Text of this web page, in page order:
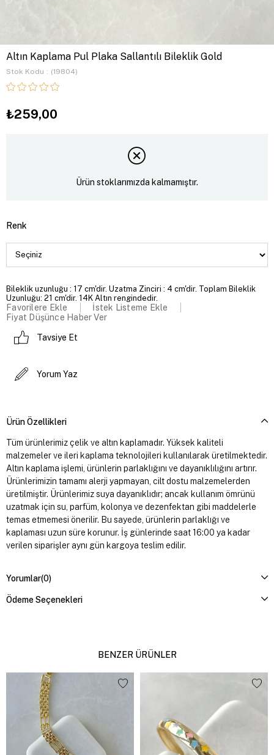
Altın Kaplama Pul Plaka Sallantılı Bileklik Gold
Stok Kodu (19804)
₺259,00
Ürün stoklarımızda kalmamıştır.
Renk
Bileklik uzunluğu : 17 cm'dir. Uzatma Zinciri : 4 cm'dir. Toplam Bileklik
Uzunluğu: 21 cm'dir. 14K Altın rengindedir.
Favorilere Ekle
İstek Listeme Ekle
Fiyat Düşünce Haber Ver
Tavsiye Et
Yorum Yaz
Ürün Özellikleri
Tüm ürünlerimiz çelik ve altın kaplamadır. Yüksek kaliteli
malzemeler ve ileri kaplama teknolojileri kullanılarak üretilmektedir.
Altın kaplama işlemi, ürünlerin parlaklığını ve dayanıklılığını artırır.
Ürünlerimizin tamamı alerji yapmayan, cilt dostu malzemelerden
üretilmiştir. Ürünlerimiz suya dayanıklıdır; ancak kullanım ömrünü
uzatmak için su, parfüm, kolonya ve dezenfektan gibi maddelerle
temas etmemesi önerilir. Bu sayede, ürünlerin parlaklığı ve
kaplaması uzun süre korunur. İş günlerinde saat 16:00 ya kadar
verilen siparişler aynı gün kargoya teslim edilir.
Yorumlar(0)
Ödeme Seçenekleri
BENZER ÜRÜNLER